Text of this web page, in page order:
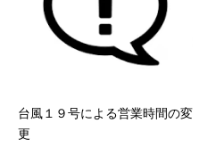
台風１９号による営業時間の変
更